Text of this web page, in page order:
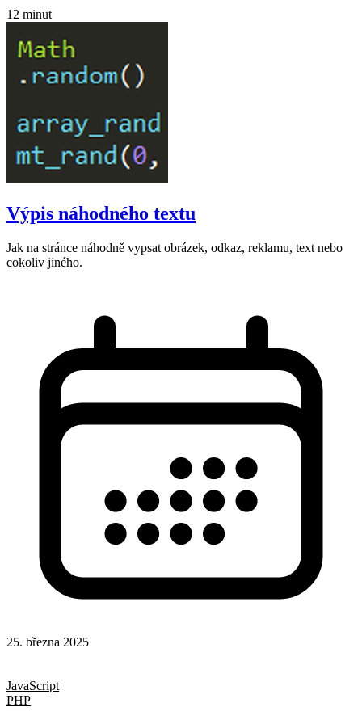
12 minut
Výpis náhodného textu
Jak na stránce náhodně vypsat obrázek, odkaz, reklamu, text nebo
cokoliv jiného.
25. března 2025
JavaScript
PHP